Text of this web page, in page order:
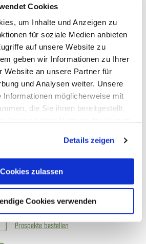
Cookies
um Inhalte und Anzeigen zu
für soziale Medien anbieten
auf unsere Website zu
geben wir Informationen zu Ihrer
Website an unsere Partner für
und Analysen weiter. Unsere
Informationen möglicherweise mit
die Sie ihnen bereitgestellt
Webseite weiterhin nutzen.
Details zeigen
Cookies zulassen
Cookies verwenden
Tel.: 02603-94150
nassau.info
Information in Bad Ems
11, 56130 Bad Ems
Information in Nassau
12, 56377 Nassau
freuen uns auf dich
E-Mail schreiben
Kontaktformular
Prospekte bestellen